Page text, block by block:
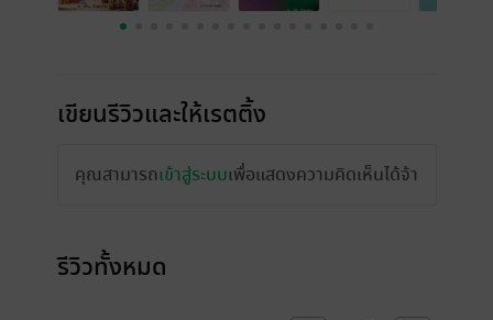
เขียนรีวิวและให้เรตติ้ง
คุณสามารถเข้าสู่ระบบเพื่อแสดงความคิดเห็นได้จ้า
รีวิวทั้งหมด